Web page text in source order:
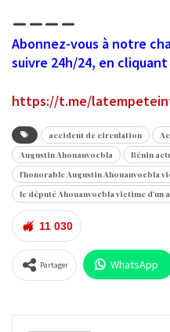
Abonnez-vous à notre
suivre 24h/24, en
https://t.me/
accident de circulation
Augustin Ahouanvoebla
Bénin
l'honorable Augustin Ahouanvoebla
le député Ahouanvoebla victime
11 030
Partager WhatsApp